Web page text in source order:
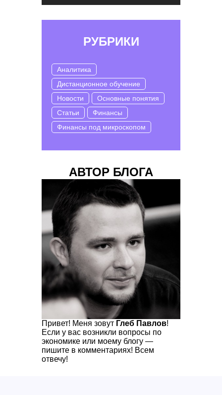
РУБРИКИ
Аналитика
Дистанционное обучение
Новости
Основные понятия
Статьи
Финансы
Финансы под микроскопом
АВТОР БЛОГА
Привет! Меня зовут Глеб Павлов!
Если у вас возникли вопросы по
экономике или моему блогу —
пишите в комментариях! Всем
отвечу!